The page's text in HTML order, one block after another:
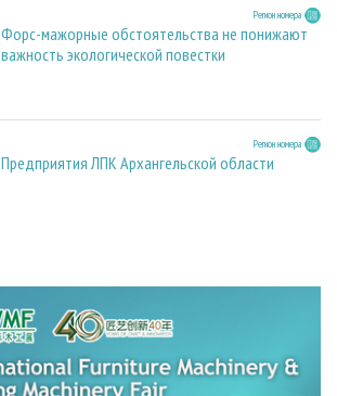
Регион номера
Форс-мажорные обстоятельства не понижают
важность экологической повестки
Регион номера
Предприятия ЛПК Архангельской области